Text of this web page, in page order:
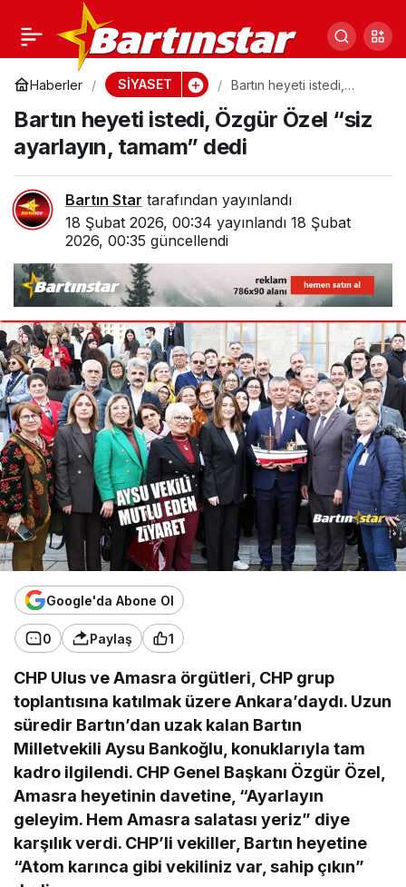
Haberler SİYASET
Bartın heyeti istedi,
ayarlayın, tamam” dedi
Bartın heyeti istedi, Özgür Özel “siz
ayarlayın, tamam” dedi
Bartın Star tarafından yayınlandı
18 Şubat 2026, 00:34 yayınlandı 18 Şubat
2026, 00:35 güncellendi
Google'da Abone Ol
0 Paylaş 1
CHP Ulus ve Amasra örgütleri, CHP grup
toplantısına katılmak üzere Ankara’daydı. Uzun
süredir Bartın’dan uzak kalan Bartın
Milletvekili Aysu Bankoğlu, konuklarıyla tam
kadro ilgilendi. CHP Genel Başkanı Özgür Özel,
Amasra heyetinin davetine, “Ayarlayın
geleyim. Hem Amasra salatası yeriz” diye
karşılık verdi. CHP’li vekiller, Bartın heyetine
“Atom karınca gibi vekiliniz var, sahip çıkın”
34 sene önce Bartın’a
vali olmuştu! Yavuz
Erkmen’den İYİ ziyaret
0 Paylaş